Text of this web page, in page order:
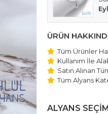
ÜRÜN
Tüm Ürünler
Kullanım İle
Satın Alınan
Tüm Alyans
Beştaş
ALYANS